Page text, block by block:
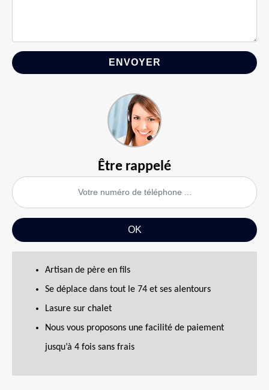
Être rappelé
Artisan de père en fils
Se déplace dans tout le 74 et ses alentours
Lasure sur chalet
Nous vous proposons une facilité de paiement
jusqu’à 4 fois sans frais